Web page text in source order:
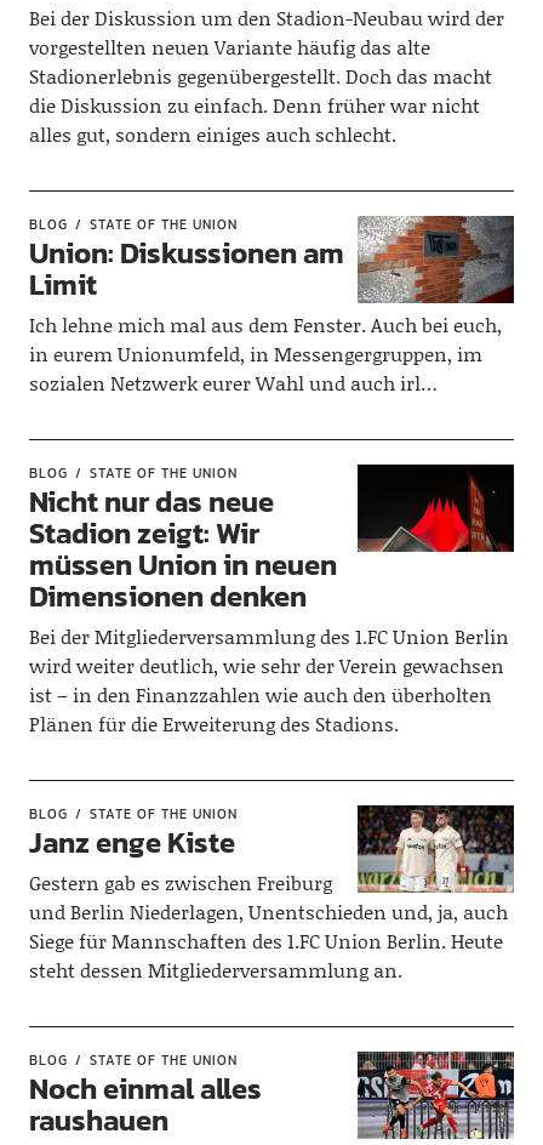
Bei der Diskussion um den Stadion-Neubau wird der
vorgestellten neuen Variante häufig das alte
Stadionerlebnis gegenübergestellt. Doch das macht
die Diskussion zu einfach. Denn früher war nicht
alles gut, sondern einiges auch schlecht.
BLOG STATE OF THE UNION
Union: Diskussionen am
Limit
Ich lehne mich mal aus dem Fenster. Auch bei euch,
in eurem Unionumfeld, in Messengergruppen, im
sozialen Netzwerk eurer Wahl und auch irl…
BLOG STATE OF THE UNION
Nicht nur das neue
Stadion zeigt: Wir
müssen Union in neuen
Dimensionen denken
Bei der Mitgliederversammlung des 1.FC Union Berlin
wird weiter deutlich, wie sehr der Verein gewachsen
ist – in den Finanzzahlen wie auch den überholten
Plänen für die Erweiterung des Stadions.
BLOG STATE OF THE UNION
Janz enge Kiste
Gestern gab es zwischen Freiburg
und Berlin Niederlagen, Unentschieden und, ja, auch
Siege für Mannschaften des 1.FC Union Berlin. Heute
steht dessen Mitgliederversammlung an.
BLOG STATE OF THE UNION
Noch einmal alles
raushauen